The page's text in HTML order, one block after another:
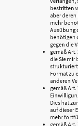
bestritten
aber
mehr
Ausübung
benötigen
gegen die
gemäß Art.
die Sie mir
Format zu
anderen
gemäß Art.
Dies hat
auf dieser
mehr
gemäß Art.